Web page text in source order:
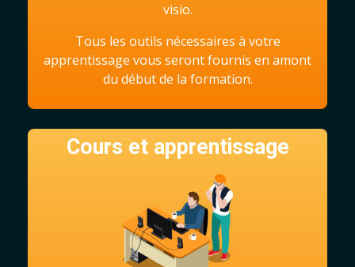
visio.
Tous les outils nécessaires à votre
apprentissage vous seront fournis en amont
du début de la formation.
Cours et apprentissage